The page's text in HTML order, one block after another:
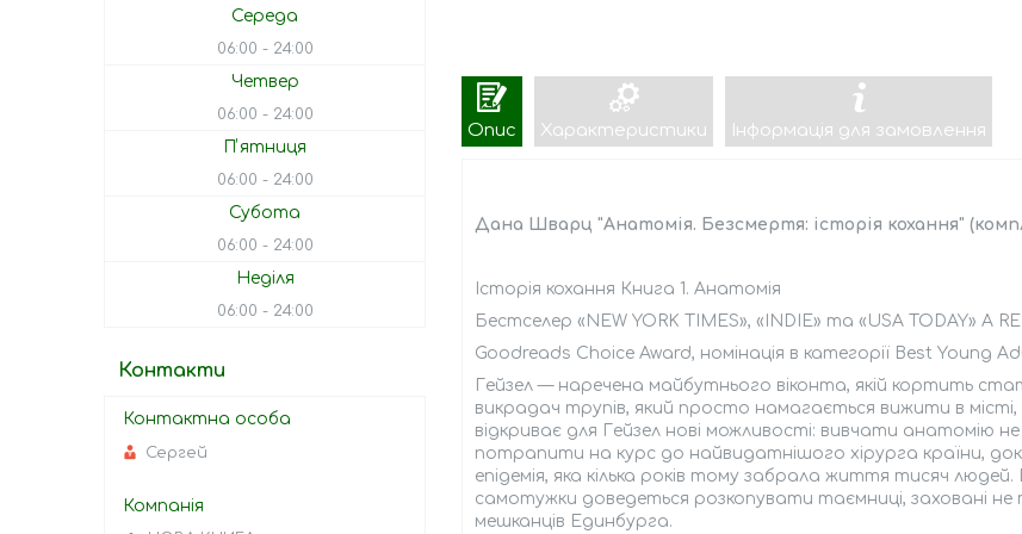
Опис Характеристики Інформація для замовлення
Дана Шварц "Анатомія. Безсмертя: історія кохання"
Історія кохання Книга 1. Анатомія
Бестселер «NEW YORK TIMES», «INDIE» та «USA TODAY» A
Goodreads Choice Award, номінація в категорії Best Young
Гейзел — наречена майбутнього віконта, якій кортить
викрадач трупів, який просто намагається вижити в
відкриває для Гейзел нові можливості: вивчати анатомію
потрапити на курс до найвидатнішого хірурга країни,
епідемія, яка кілька років тому забрала життя тисяч
самотужки доведеться розкопувати таємниці, заховані не
мешканців Единбурга.
Середа
06:00 24:00
Четвер
06:00 24:00
Пʼятниця
06:00 24:00
Субота
06:00 24:00
Неділя
06:00 24:00
Контакти
Сергей